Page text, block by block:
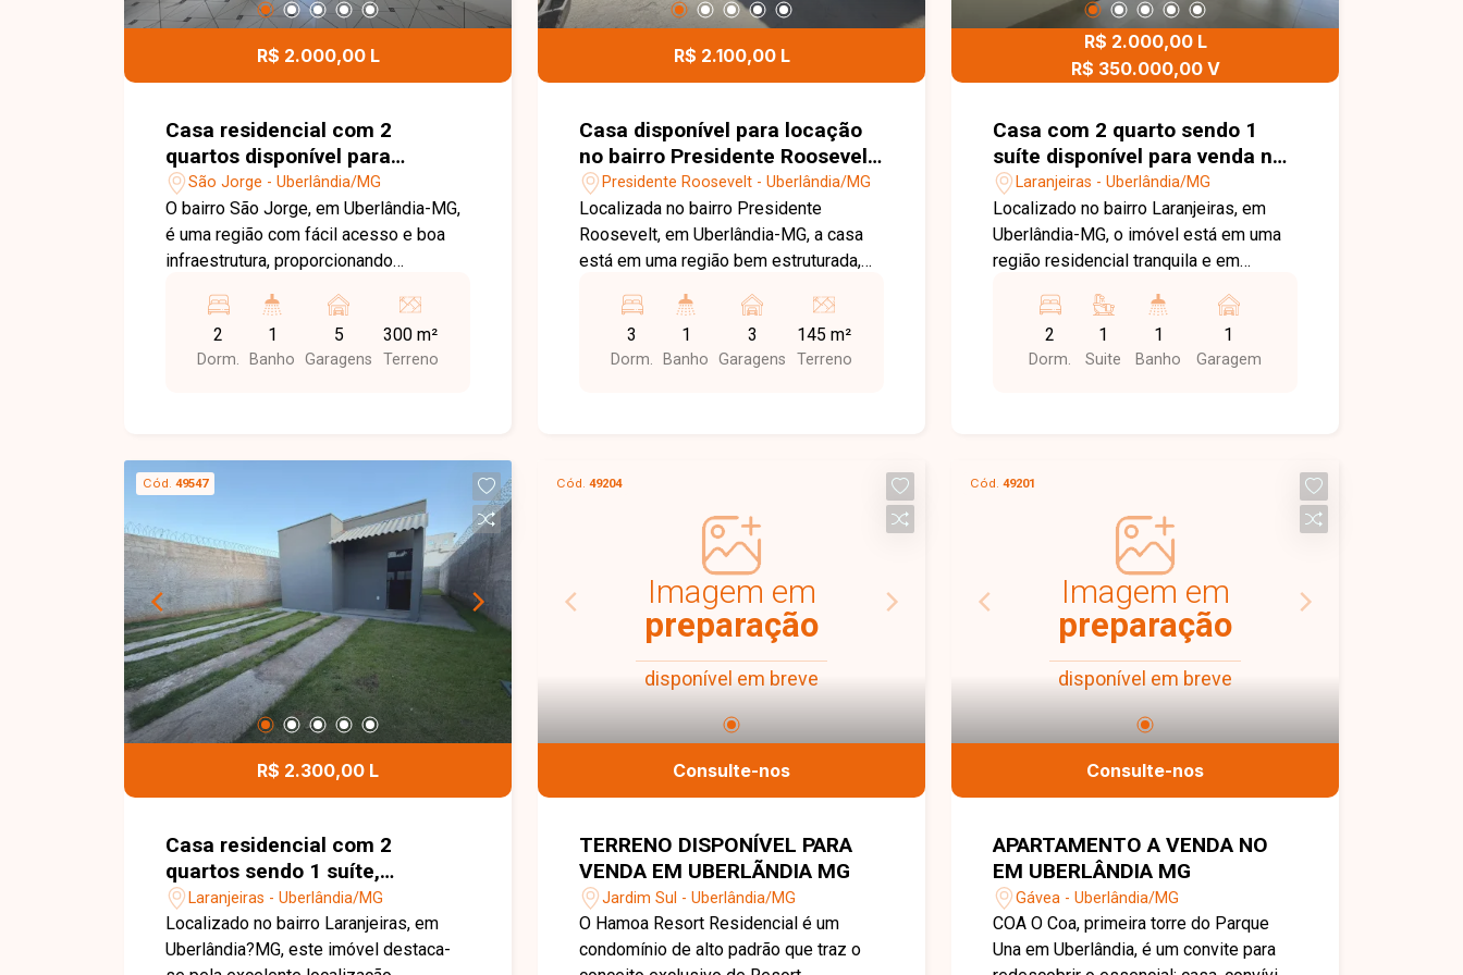
O apartamento conta com 1 vaga de
condomínio, oferecendo praticidade e
com a equipe da Delta Imóveis e
agende sua visita para conhecer essa
oportunidade.
R$ 2.000,00 L
Casa residencial com 2
quartos disponível para
locação no bairro São Jorge
em Uberlândia-MG
São Jorge - Uberlândia/MG
O bairro São Jorge, em Uberlândia-MG,
é uma região com fácil acesso e boa
infraestrutura, proporcionando
banheiro social, cozinha funcional, área
de serviço, 1 vaga de garagem coberta
e amplo espaço para mais veículos
para mais informações e agende sua
visita.
2
Dorm.
1
Banho
5
Garagens
300 m²
Terreno
R$ 2.100,00 L
Casa disponível para locação
no bairro Presidente Roosevelt
em Uberlândia MG
Presidente Roosevelt - Uberlândia/MG
Localizada no bairro Presidente
Roosevelt, em Uberlândia-MG, a casa
está em uma região bem estruturada,
supermercados, escolas e serviços,
proporcionando praticidade e conforto
no dia a dia. Casa padrão com sala
para quem busca espaço,
funcionalidade e boa localização, entre
em contato agora mesmo e garanta
essa locação antes que seja fechada.
3
Dorm.
1
Banho
3
Garagens
145 m²
Terreno
R$ 2.000,00 L
R$ 350.000,00 V
Casa com 2 quarto sendo 1
suíte disponível para venda no
bairro Laranjeiras em
Uberlândia-MG
Laranjeiras - Uberlândia/MG
Localizado no bairro Laranjeiras, em
Uberlândia-MG, o imóvel está em uma
região residencial tranquila e em
comércios, serviços e importantes vias
da cidade, proporcionando praticidade e
qualidade de vida para os moradores.
conjugada com pia e bancada,
lavanderia e 01 vaga de garagem
oportunidade para quem busca um
imóvel novo, funcional e bem
informações e agende sua visita
2
Dorm.
1
Suite
1
Banho
1
Garagem
Cód. 49547
R$ 2.300,00 L
Casa residencial com 2
quartos sendo 1 suíte,
disponível para locação no
bairro Laranjeiras em
Uberlândia-MG
Laranjeiras - Uberlândia/MG
Localizado no bairro Laranjeiras, em
Uberlândia?MG, este imóvel destaca-
Cód. 49204
Imagem em
preparação
disponível em breve
Consulte-nos
TERRENO DISPONÍVEL PARA
VENDA EM UBERLÃNDIA MG
Jardim Sul - Uberlândia/MG
O Hamoa Resort Residencial é um
condomínio de alto padrão que traz o
Cód. 49201
Imagem em
preparação
disponível em breve
Consulte-nos
APARTAMENTO A VENDA NO
EM UBERLÂNDIA MG
Gávea - Uberlândia/MG
COA O Coa, primeira torre do Parque
Una em Uberlândia, é um convite para